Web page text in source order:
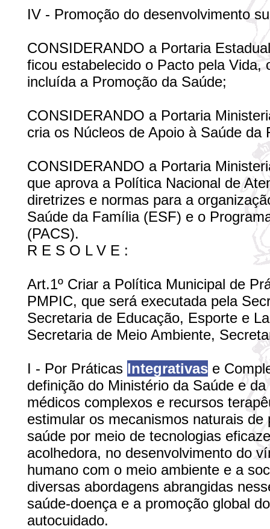
IV - Promoção do desenvolvimento
CONSIDERANDO a Portaria
ficou estabelecido o Pacto pela
incluída a Promoção da Saúde;
CONSIDERANDO a Portaria
cria os Núcleos de Apoio à Saúde da
CONSIDERANDO a Portaria
que aprova a Política Nacional de
diretrizes e normas para a
Saúde da Família (ESF) e o
(PACS).
R E S O L V E :
Art.1º Criar a Política Municipal de
PMPIC, que será executada pela
Secretaria de Educação, Esporte e
Secretaria de Meio Ambiente,
I - Por Práticas Integrativas e
definição do Ministério da Saúde e
médicos complexos e recursos
estimular os mecanismos naturais
saúde por meio de tecnologias
acolhedora, no desenvolvimento do
humano com o meio ambiente e a
diversas abordagens abrangidas
saúde-doença e a promoção global
autocuidado.